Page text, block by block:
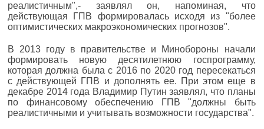
реалистичным",- заявлял он, напоминая, что
действующая ГПВ формировалась исходя из "более
оптимистических макроэкономических прогнозов".
В 2013 году в правительстве и Минобороны начали
формировать новую десятилетнюю госпрограмму,
которая должна была с 2016 по 2020 год пересекаться
с действующей ГПВ и дополнять ее. При этом еще в
декабре 2014 года Владимир Путин заявлял, что планы
по финансовому обеспечению ГПВ "должны быть
реалистичными и учитывать возможности государства".